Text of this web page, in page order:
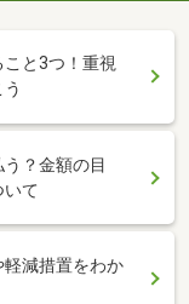
と3つ！重視
？金額の目
いて
減措置をわか